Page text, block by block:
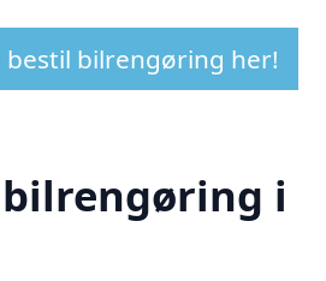
bestil bilrengøring her!
i